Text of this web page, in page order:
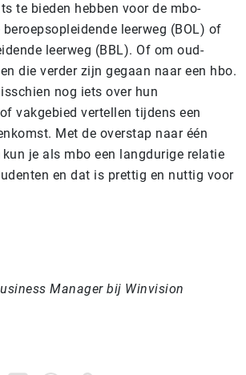
te bieden hebben voor de mbo-
leerweg (BOL) of
leerweg (BBL). Of om oud-
die verder zijn gegaan naar een hbo.
nog iets over hun
vakgebied vertellen tijdens een
Met de overstap naar één
je als mbo een langdurige relatie
en dat is prettig en nuttig voor
Manager bij Winvision